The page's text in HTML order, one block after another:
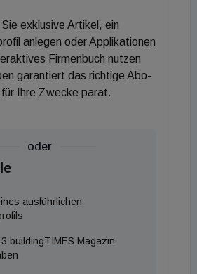
stehen die Arbeiten an
aufgrund der Bleibelastung
und Aufsichtsbehörden hatten
nicht genügend
seien.
ZT betont gegenüber
dass in einer solchen Situation
und Mundschutz
müsse. Auch die angedachte
exklusive Artikel, ein
anlegen oder Applikationen
Firmenbuch nutzen
garantiert das richtige Abo-
Ihre Zwecke parat.
oder
ausführlichen
buildingTIMES Magazin